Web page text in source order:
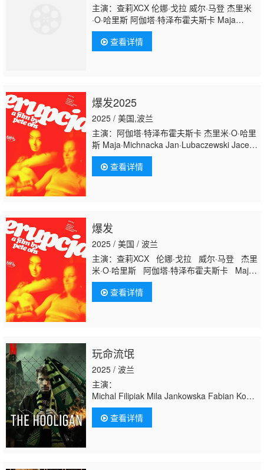
主演：查莉XCX 伦娜·戈拉 威尔·马登 杰里米
·O·哈里斯 阿伽塔·特泽布霍夫斯卡 Maja
Michnacka Jan Lubaczewski Jacek
Zubiel Marcin Malisz Anton
Kolbasko Aleksander Lipski-Reinstein Jakub
查看详情
爆发2025
2025 / 美国,波兰
主演：阿伽塔·特泽布霍夫斯卡 杰里米·O·哈里
斯 Maja·Michnacka Jan·Lubaczewski
Reinstein Jakub·Galecki Mirra·Prudowska
查看详情
爆发
2025 / 美国 / 波兰
主演：查莉XCX 伦娜·戈拉 威尔·马登 杰里
米·O·哈里斯 阿伽塔·特泽布霍夫斯卡 Maja
Michnacka Jan Lubaczewski Jacek Zubiel
Marcin Malisz Anton Kolbasko
Aleksander Lipski-Reinstein Jakub Galecki
查看详情
玩命流氓
2025 / 波兰
主演：
Michal Filipiak Mila Jankowska Fabian
米勒·诺辛斯
基 Grzegorz Palkowski Krystian Pesta Karol
塔·祖达 沃伊切赫·杰林斯基
查看详情